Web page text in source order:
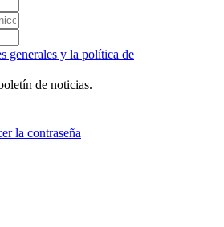
generales y la política de
de noticias.
la contraseña